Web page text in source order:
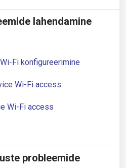
lahendamine
Fi konfigureerimine
Wi-Fi access
Wi-Fi access
probleemide